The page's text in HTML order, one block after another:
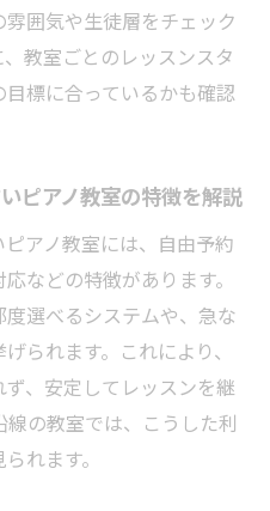
活のバランスを取る方
室スケジュールの作
通いの秘訣
理なく続けるための工
やすいピアノ教室の選
ノ教室スケジュールの
ピアノ教室通いのコ
囲気や生徒層をチェック
教室ごとのレッスンスタ
標に合っているかも確認
ピアノ教室の特徴を解説
アノ教室には、自由予約
などの特徴があります。
選べるシステムや、急な
られます。これにより、
、安定してレッスンを継
の教室では、こうした利
れます。